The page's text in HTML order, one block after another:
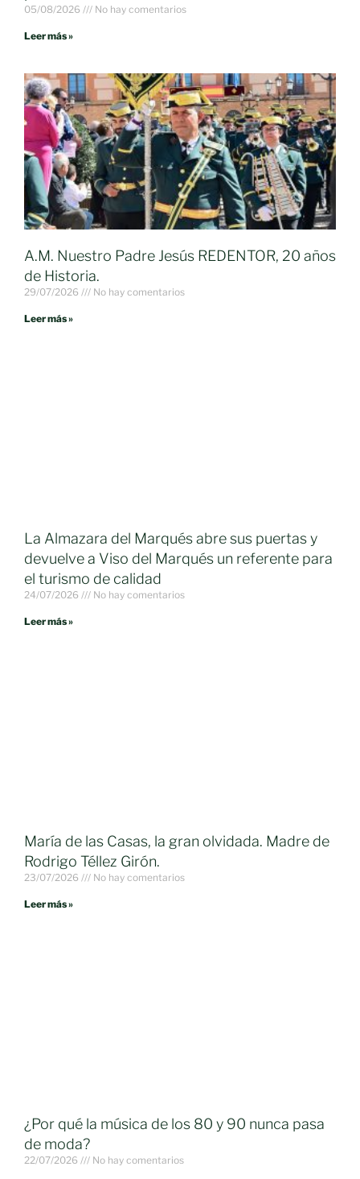
05/08/2026 No hay comentarios
Leer más »
A.M. Nuestro Padre Jesús REDENTOR, 20 años
de Historia.
29/07/2026 No hay comentarios
Leer más »
La Almazara del Marqués abre sus puertas y
devuelve a Viso del Marqués un referente para
el turismo de calidad
24/07/2026 No hay comentarios
Leer más »
María de las Casas, la gran olvidada. Madre de
Rodrigo Téllez Girón.
23/07/2026 No hay comentarios
Leer más »
¿Por qué la música de los 80 y 90 nunca pasa
de moda?
22/07/2026 No hay comentarios